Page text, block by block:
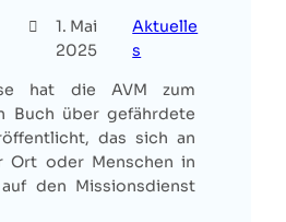
1. Mai
2025
Aktuelle
s
hat die AVM zum
Buch über gefährdete
das sich an
Ort oder Menschen in
den Missionsdienst